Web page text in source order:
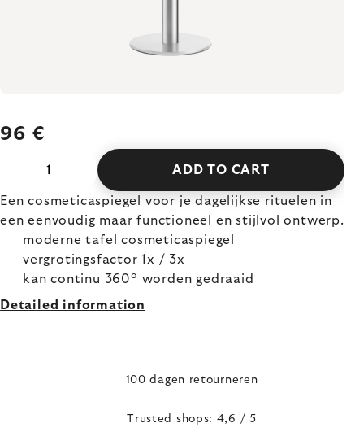
96 €
ADD TO CART
Een cosmeticaspiegel voor je dagelijkse rituelen in
een eenvoudig maar functioneel en stijlvol ontwerp.
moderne tafel cosmeticaspiegel
vergrotingsfactor 1x / 3x
kan continu 360° worden gedraaid
Detailed information
100 dagen retourneren
Trusted shops: 4,6 / 5